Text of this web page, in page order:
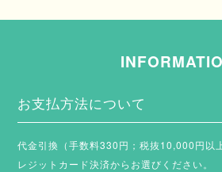
お支払方法について
代金引換（手数料330円；税抜10,000円以
レジットカード決済からお選びください。